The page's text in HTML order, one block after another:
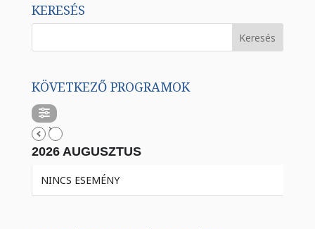
KERESÉS
KÖVETKEZŐ PROGRAMOK
2026 AUGUSZTUS
NINCS ESEMÉNY